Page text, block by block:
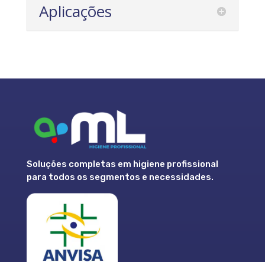
Aplicações
Soluções completas em higiene profissional
para todos os segmentos e necessidades.